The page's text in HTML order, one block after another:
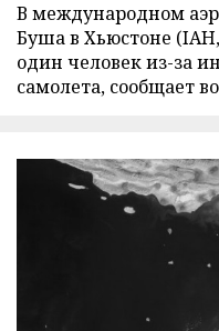
В международном
Буша в Хьюстоне
один человек из-за
самолета, сообщает